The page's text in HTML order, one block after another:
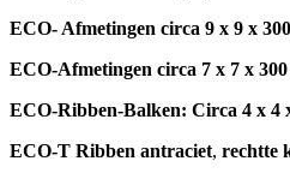
ECO- Afmetingen circa 9 x 9 x
ECO-Afmetingen circa 7 x 7 x 300
ECO-Ribben-Balken: Circa 4 x 4
ECO-T Ribben antraciet, rechtte